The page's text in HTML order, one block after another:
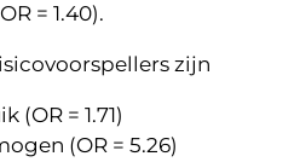
= 1.40).
zijn
(OR = 1.71)
(OR = 5.26)